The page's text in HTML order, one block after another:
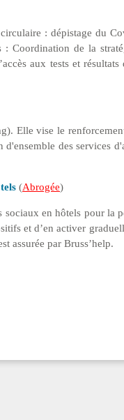
: dépistage du
: Coordination de la
aux tests et résultats
Elle vise le
des services
(Abrogée)
sociaux en hôtels pour la
et d’en activer
assurée par Bruss’help.